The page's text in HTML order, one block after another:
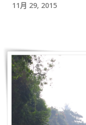
11月 29, 2015